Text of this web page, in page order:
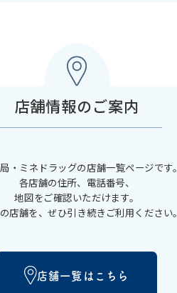
店舗情報のご案内
・ミネドラッグの店舗一覧ページです。
各店舗の住所、電話番号、
地図をご確認いただけます。
店舗を、ぜひ引き続きご利用ください。
店舗一覧はこちら